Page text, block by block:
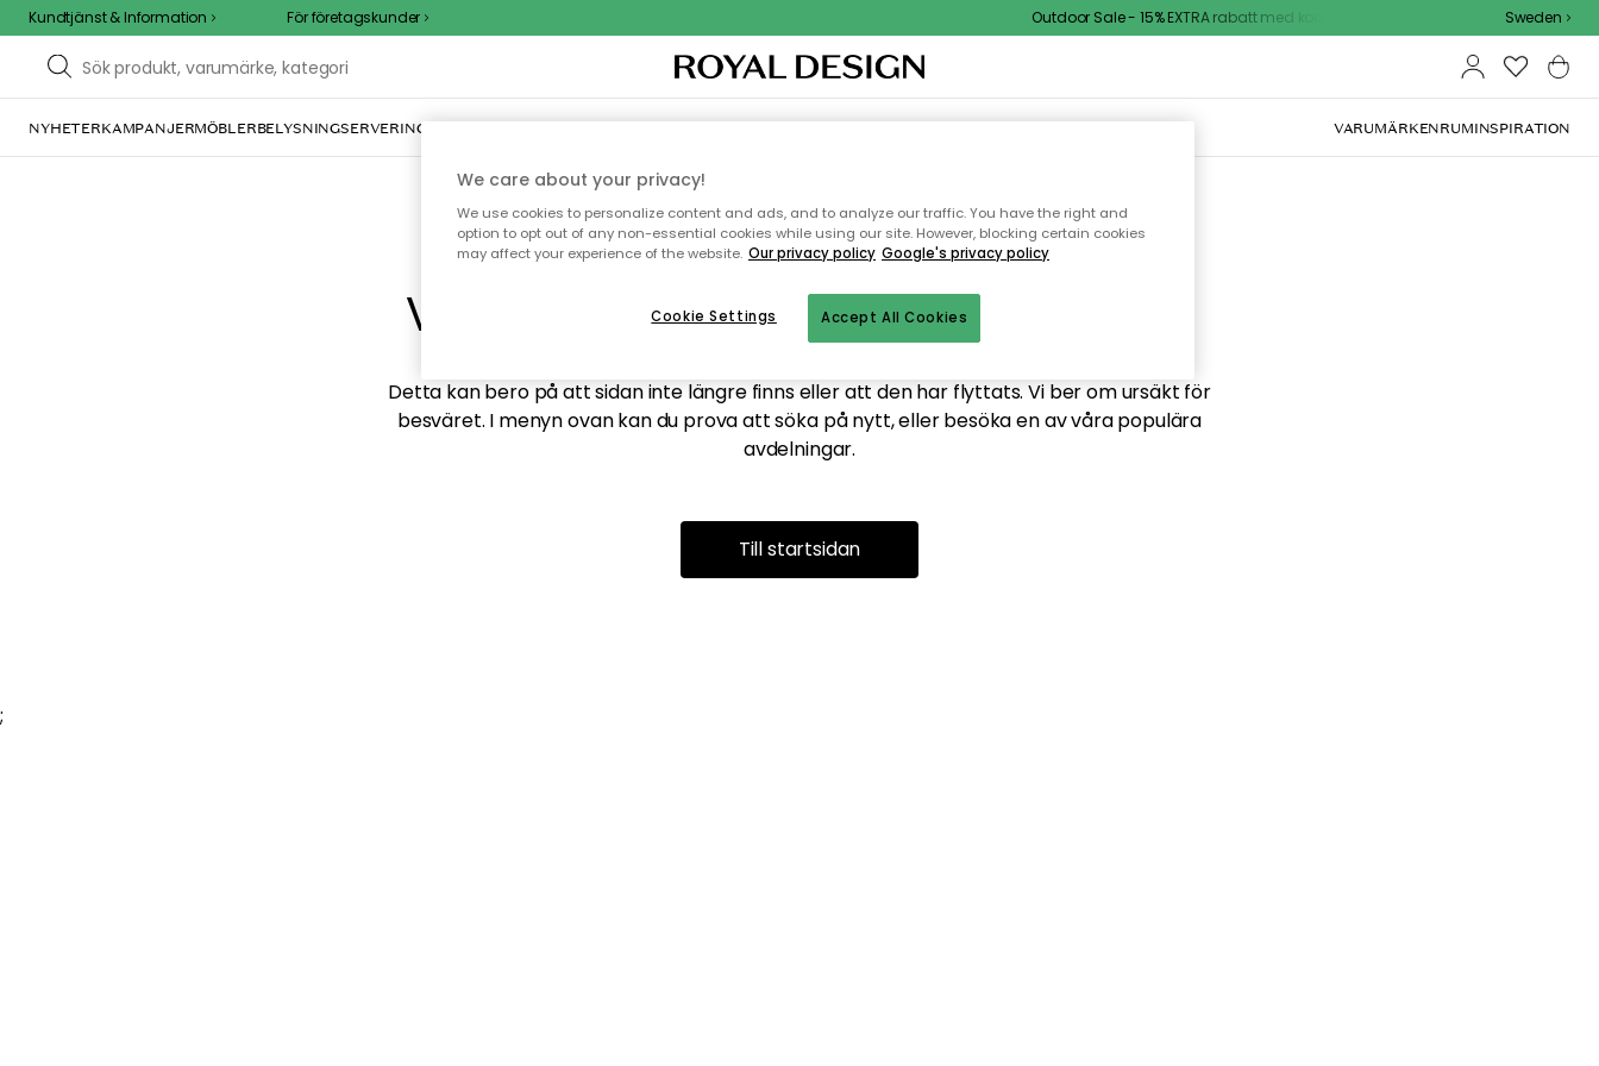
Kundtjänst & Information För företagskunder Outdoor Sale - 15% EXTRA rabatt med kod Sweden
NYHETERKAMPANJERMÖBLERBELYSNINGSERVERING INREDNINGTEXTIL & MATTORKÖKETFÖRVARINGUTEMÖBLER VARUMÄRKENRUMINSPIRATION
Vi hittar tyvärr inte sidan du söker
Detta kan bero på att sidan inte längre finns eller att den har flyttats. Vi ber om ursäkt för
besväret. I menyn ovan kan du prova att söka på nytt, eller besöka en av våra populära
avdelningar.
Till startsidan
;
We care about your privacy!
We use cookies to personalize content and ads, and to analyze our traffic. You have the right and
option to opt out of any non-essential cookies while using our site. However, blocking certain cookies
may affect your experience of the website. Our privacy policy Google's privacy policy
Accept All Cookies
Cookie Settings